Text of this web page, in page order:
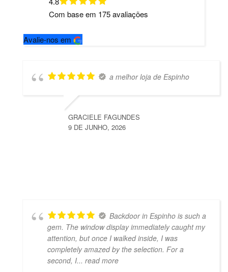
Com base em 175avaliações
Avalie-nos em
a melhor loja de Espinho
GRACIELE FAGUNDES
9 DE JUNHO, 2026
Backdoor in Espinho is such a
gem. The window display immediately caught my
attention, but once I walked inside, I was
completely amazed by the selection. For a
second, I... read more